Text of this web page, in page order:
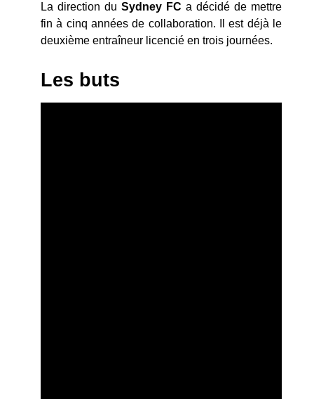
La direction du Sydney FC a décidé de mettre
fin à cinq années de collaboration. Il est déjà le
deuxième entraîneur licencié en trois journées.
Les buts